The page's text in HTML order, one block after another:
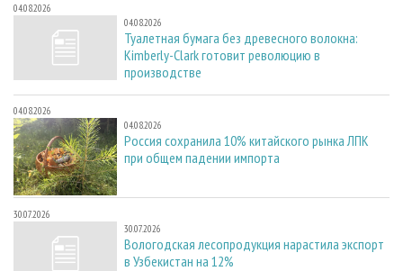
04.08.2026
04.08.2026
Туалетная бумага без древесного волокна:
Kimberly-Clark готовит революцию в
производстве
04.08.2026
04.08.2026
Россия сохранила 10% китайского рынка ЛПК
при общем падении импорта
30.07.2026
30.07.2026
Вологодская лесопродукция нарастила экспорт
в Узбекистан на 12%